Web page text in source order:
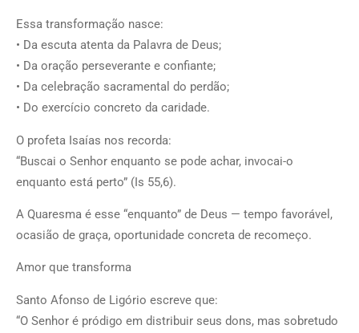
Essa transformação nasce:
• Da escuta atenta da Palavra de Deus;
• Da oração perseverante e confiante;
• Da celebração sacramental do perdão;
• Do exercício concreto da caridade.
O profeta Isaías nos recorda:
“Buscai o Senhor enquanto se pode achar, invocai-o
enquanto está perto” (Is 55,6).
A Quaresma é esse “enquanto” de Deus — tempo favorável,
ocasião de graça, oportunidade concreta de recomeço.
Amor que transforma
Santo Afonso de Ligório escreve que:
“O Senhor é pródigo em distribuir seus dons, mas sobretudo